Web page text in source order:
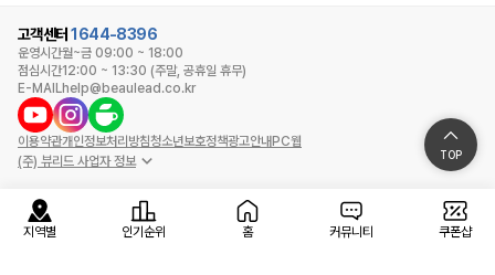
고객센터 1644-8396
운영시간월~금 09:00 ~ 18:00
점심시간12:00 ~ 13:30 (주말, 공휴일 휴무)
E-MAILhelp@beaulead.co.kr
이용약관개인정보처리방침청소년보호정책광고안내PC웹
(주) 뷰리드 사업자 정보
지역별 인기순위 홈 커뮤니티 쿠폰샵
TOP